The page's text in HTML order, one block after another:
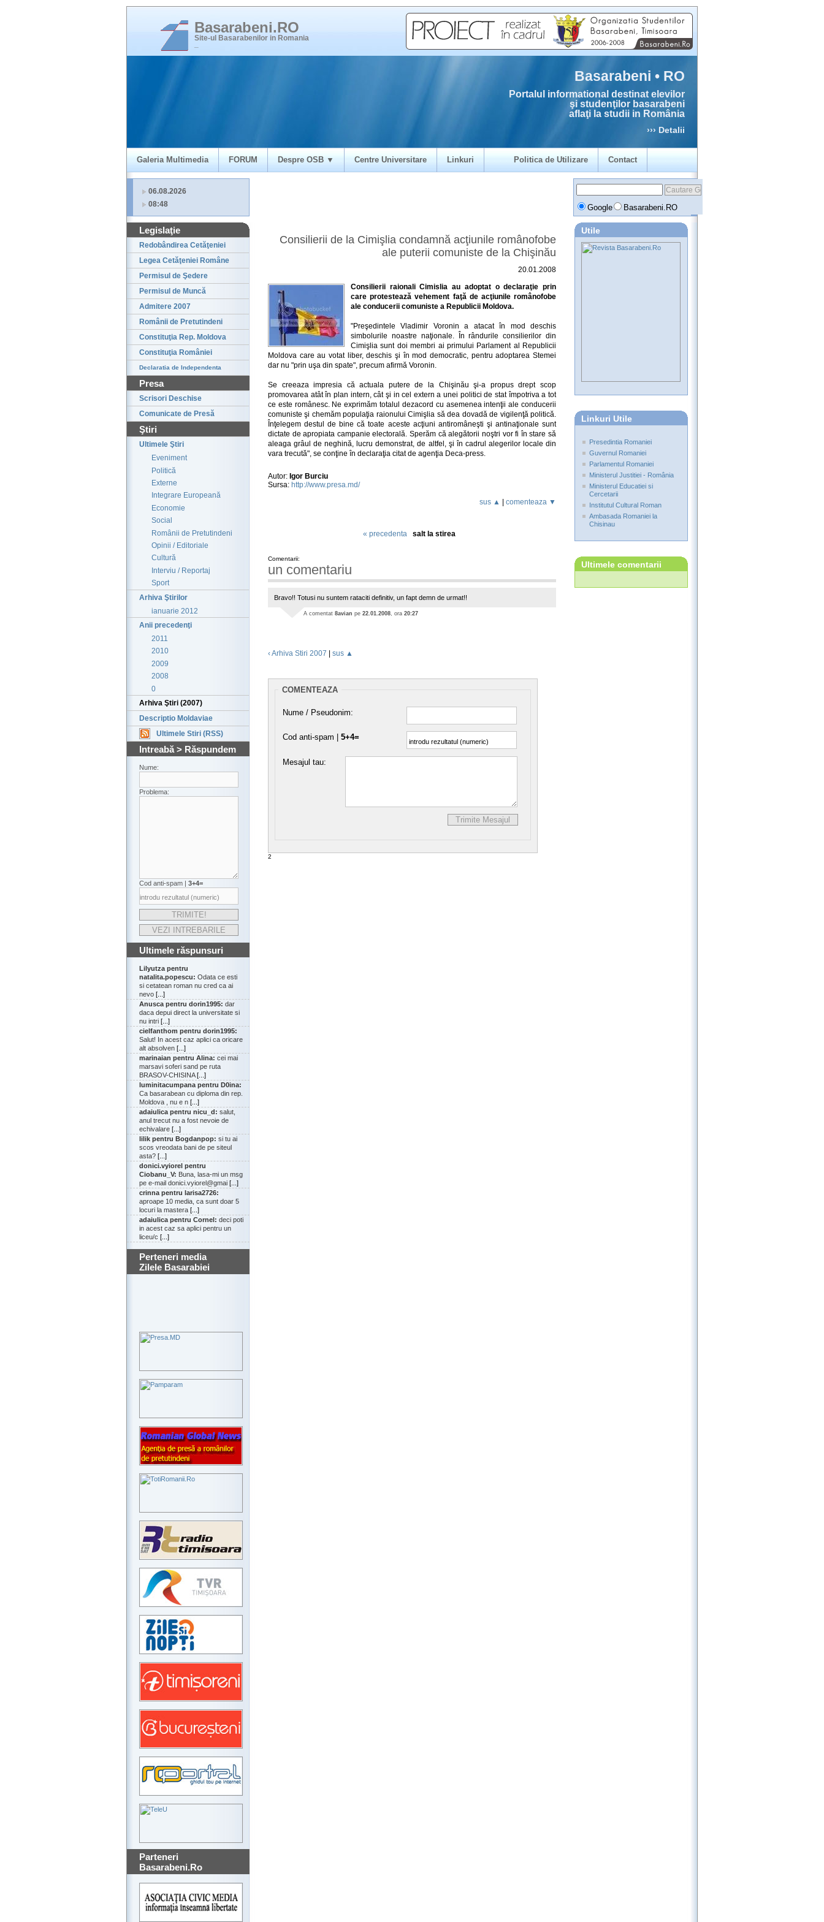
Basarabeni.RO
Site-ul Basarabenilor in Romania
Basarabeni • RO
Portalul informational destinat elevilor
şi studenţilor basarabeni
aflaţi la studii in România
››› Detalii
Galeria Multimedia FORUM Despre OSB ▼ Centre Universitare Linkuri Politica de Utilizare Contact
06.08.2026
08:48
Google Basarabeni.RO
Legislaţie
Redobândirea Cetăţeniei
Legea Cetăţeniei Române
Permisul de Şedere
Permisul de Muncă
Admitere 2007
Românii de Pretutindeni
Constituţia Rep. Moldova
Constituţia României
Declaratia de Independenta
Presa
Scrisori Deschise
Comunicate de Presă
Ştiri
Ultimele Ştiri
Eveniment
Politică
Externe
Integrare Europeană
Economie
Social
Românii de Pretutindeni
Opinii / Editoriale
Cultură
Interviu / Reportaj
Sport
Arhiva Ştirilor
ianuarie 2012
Anii precedenţi
2011
2010
2009
2008
0
Arhiva Ştiri (2007)
Descriptio Moldaviae
Ultimele Stiri (RSS)
Intreabă > Răspundem
Nume:
Problema:
Cod anti-spam | 3+4=
Ultimele răspunsuri
Lilyutza pentru
natalita.popescu: Odata ce esti
si cetatean roman nu cred ca ai
nevo [...]
Anusca pentru dorin1995: dar
daca depui direct la universitate si
nu intri [...]
cielfanthom pentru dorin1995:
Salut! In acest caz aplici ca oricare
alt absolven [...]
marinaian pentru Alina: cei mai
marsavi soferi sand pe ruta
BRASOV-CHISINA[...]
luminitacumpana pentru D0ina:
Ca basarabean cu diploma din rep.
Moldova , nu e n [...]
adaiulica pentru nicu_d: salut,
anul trecut nu a fost nevoie de
echivalare [...]
lilik pentru Bogdanpop: si tu ai
scos vreodata bani de pe siteul
asta? [...]
donici.vyiorel pentru
Ciobanu_V: Buna, lasa-mi un msg
pe e-mail donici.vyiorel@gmai [...]
crinna pentru larisa2726:
aproape 10 media, ca sunt doar 5
locuri la mastera [...]
adaiulica pentru Cornel: deci poti
in acest caz sa aplici pentru un
liceu/c [...]
Perteneri media
Zilele Basarabiei
Parteneri
Basarabeni.Ro
Consilierii de la Cimişlia condamnă acţiunile românofobe
ale puterii comuniste de la Chişinău
20.01.2008
Consilierii raionali Cimislia au adoptat o declaraţie prin
care protestează vehement faţă de acţiunile românofobe
ale conducerii comuniste a Republicii Moldova.
"Preşedintele Vladimir Voronin a atacat în mod deschis
simbolurile noastre naţionale. În rândurile consilierilor din
Cimişlia sunt doi membri ai primului Parlament al Republicii
Moldova care au votat liber, deschis şi în mod democratic, pentru adoptarea Stemei
dar nu "prin uşa din spate", precum afirmă Voronin.
Se creeaza impresia că actuala putere de la Chişinău şi-a propus drept scop
promovarea atât în plan intern, cât şi in cel extern a unei politici de stat împotriva a tot
ce este românesc. Ne exprimăm totalul dezacord cu asemenea intenţii ale conducerii
comuniste şi chemăm populaţia raionului Cimişlia să dea dovadă de vigilenţă politică.
Înţelegem destul de bine că toate aceste acţiuni antiromâneşti şi antinaţionale sunt
dictate de apropiata campanie electorală. Sperăm că alegătorii noştri vor fi în stare să
aleaga grâul de neghină, lucru demonstrat, de altfel, şi în cadrul alegerilor locale din
vara trecută", se conţine în declaraţia citat de agenţia Deca-press.
Autor: Igor Burciu
Sursa: http://www.presa.md/
sus ▲
comenteaza ▼
« precedenta salt la stirea
Comentarii:
un comentariu
Bravo!! Totusi nu suntem rataciti definitiv, un fapt demn de urmat!!
A comentat 8avian pe 22.01.2008, ora 20:27
‹ Arhiva Stiri 2007 sus ▲
COMENTEAZA
Nume / Pseudonim:
Cod anti-spam | 5+4=
Mesajul tau:
2
Utile
Linkuri Utile
Presedintia Romaniei
Guvernul Romaniei
Parlamentul Romaniei
Ministerul Justitiei - România
Ministerul Educatiei si
Cercetarii
Institutul Cultural Roman
Ambasada Romaniei la
Chisinau
Ultimele comentarii